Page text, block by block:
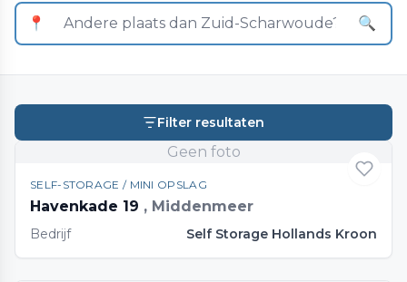
📍
🔍
Filter resultaten
Geen foto
SELF-STORAGE / MINI OPSLAG
Havenkade 19 , Middenmeer
Bedrijf Self Storage Hollands Kroon